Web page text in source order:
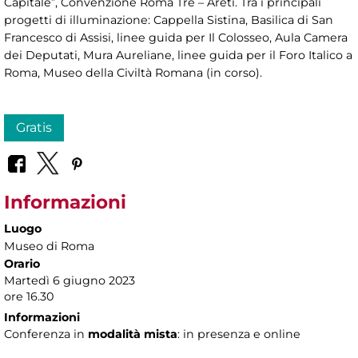
progetti di illuminazione: Cappella Sistina, Basilica di San
Francesco di Assisi, linee guida per Il Colosseo, Aula Camera
dei Deputati, Mura Aureliane, linee guida per il Foro Italico a
Roma, Museo della Civiltà Romana (in corso).
Gratis
Informazioni
Luogo
Museo di Roma
Orario
Martedì 6 giugno 2023
ore 16.30
Informazioni
Conferenza in modalità mista: in presenza e online